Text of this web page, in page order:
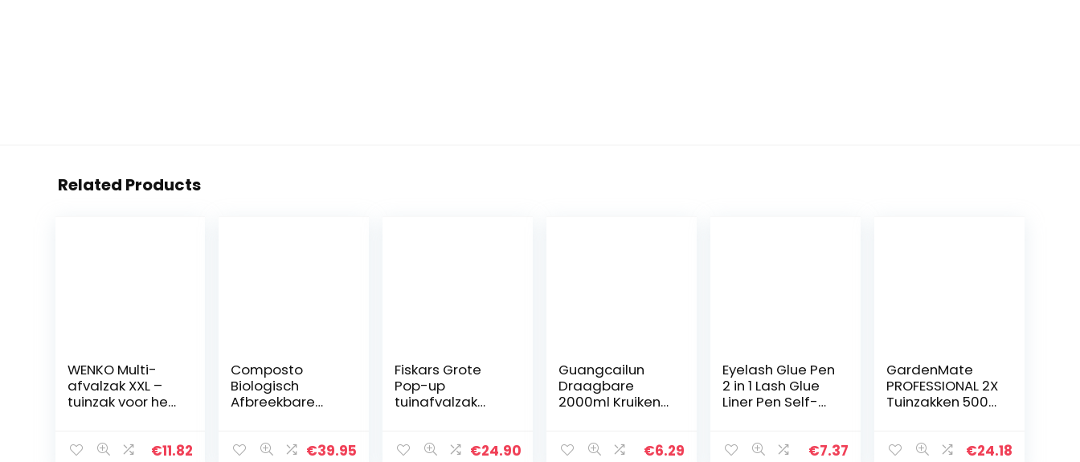
Related Products
WENKO Multi-
afvalzak XXL –
tuinzak voor het
afval, bladeren,
€11.82
Composto
Biologisch
Afbreekbare
Papier, 140 Liter,
€39.95
Fiskars Grote
Pop-up
tuinafvalzak
opvouwbaar,
€24.90
Guangcailun
Draagbare
2000ml Kruiken
Warmer water
€6.29
Eyelash Glue Pen
2 in 1 Lash Glue
Liner Pen Self-
Waterproof Non
€7.37
GardenMate
PROFESSIONAL 2X
Tuinzakken 500L
eefsel (PP)
€24.18